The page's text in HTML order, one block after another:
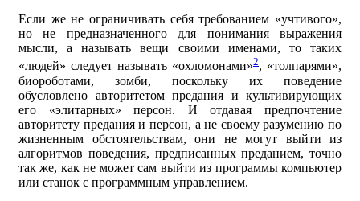
Если же не ограничивать себя требованием «учтивого»,
но не предназначенного для понимания выражения
мысли, а называть вещи своими именами, то таких
«людей» следует называть «охломонами»2, «толпарями»,
биороботами, зомби, поскольку их поведение
обусловлено авторитетом предания и культивирующих
его «элитарных» персон. И отдавая предпочтение
авторитету предания и персон, а не своему разумению по
жизненным обстоятельствам, они не могут выйти из
алгоритмов поведения, предписанных преданием, точно
так же, как не может сам выйти из программы компьютер
или станок с программным управлением.